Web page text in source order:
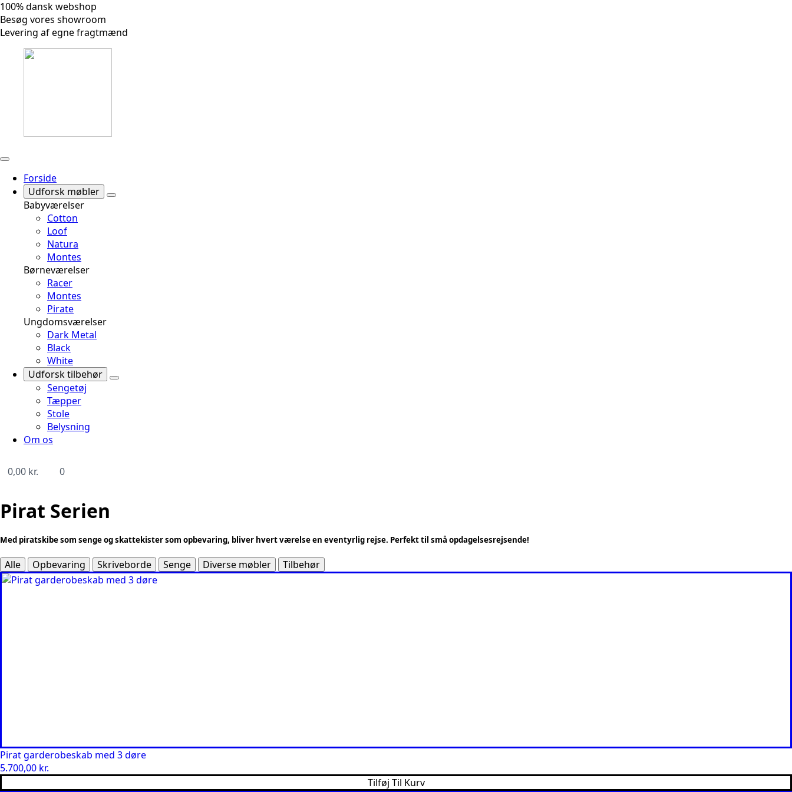
100% dansk webshop
Besøg vores showroom
Levering af egne fragtmænd
Forside
Udforsk møbler
Babyværelser
Cotton
Loof
Natura
Montes
Børneværelser
Racer
Montes
Pirate
Ungdomsværelser
Dark Metal
Black
White
Udforsk tilbehør
Sengetøj
Tæpper
Stole
Belysning
Om os
0,00 kr. 0
Pirat Serien
Med piratskibe som senge og skattekister som opbevaring, bliver hvert værelse en eventyrlig rejse. Perfekt til små opdagelsesrejsende!
Alle Opbevaring Skriveborde Senge Diverse møbler Tilbehør
Pirat garderobeskab med 3 døre
5.700,00 kr.
Tilføj Til Kurv